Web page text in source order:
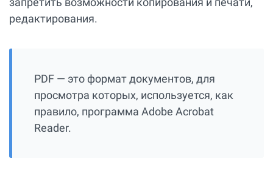
редактирования.
PDF — это формат документов, для
просмотра которых, используется, как
правило, программа Adobe Acrobat
Reader.